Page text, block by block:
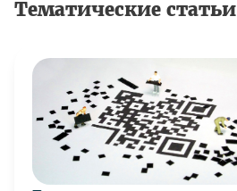
Тематические статьи